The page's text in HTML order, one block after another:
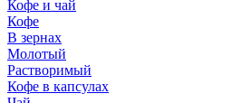
Кофе и чай
Кофе
В зернах
Молотый
Растворимый
Кофе в капсулах